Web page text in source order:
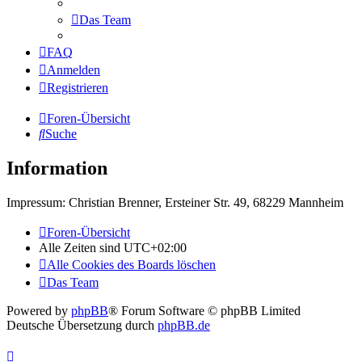
Das Team
FAQ
Anmelden
Registrieren
Foren-Übersicht
Suche
Information
Impressum: Christian Brenner, Ersteiner Str. 49, 68229 Mannheim
Foren-Übersicht
Alle Zeiten sind UTC+02:00
Alle Cookies des Boards löschen
Das Team
Powered by phpBB® Forum Software © phpBB Limited
Deutsche Übersetzung durch phpBB.de